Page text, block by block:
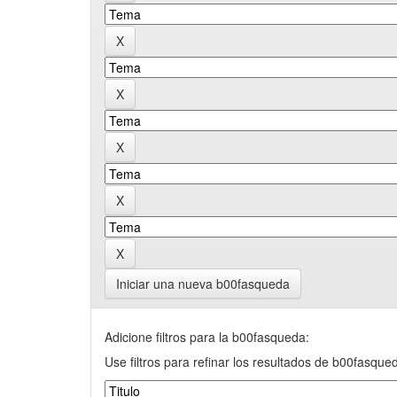
Iniciar una nueva b00fasqueda
Adicione filtros para la b00fasqueda:
Use filtros para refinar los resultados de